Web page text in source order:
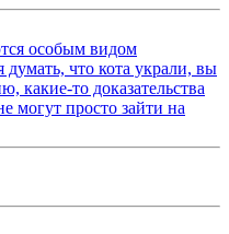
особым видом
думать, что кота украли, вы
какие-то доказательства
могут просто зайти на